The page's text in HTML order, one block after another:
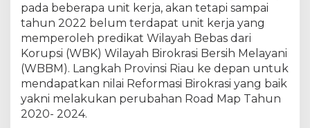
e
m
e
r
i
n
a
pada beberapa unit kerja, akan tetapi sampai
tahun 2022 belum terdapat unit kerja yang
memperoleh predikat Wilayah Bebas dari
Korupsi (WBK) Wilayah Birokrasi Bersih Melayani
(WBBM). Langkah Provinsi Riau ke depan untuk
mendapatkan nilai Reformasi Birokrasi yang baik
yakni melakukan perubahan Road Map Tahun
2020- 2024.